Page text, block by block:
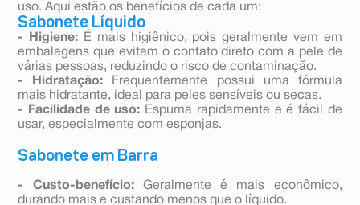
uso. Aqui estão os benefícios de cada um:
Sabonete Líquido
- Higiene: É mais higiênico, pois geralmente vem em
embalagens que evitam o contato direto com a pele de
várias pessoas, reduzindo o risco de contaminação.
- Hidratação: Frequentemente possui uma fórmula
mais hidratante, ideal para peles sensíveis ou secas.
- Facilidade de uso: Espuma rapidamente e é fácil de
usar, especialmente com esponjas.
Sabonete em Barra
- Custo-benefício:Geralmente é mais econômico,
durando mais e custando menos que o líquido.